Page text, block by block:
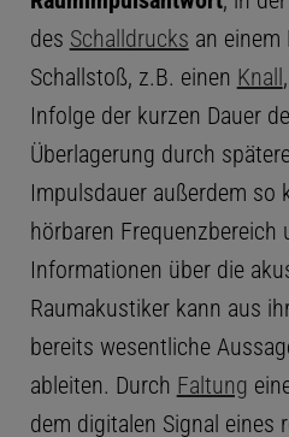
des Schalldrucks an
Schallstoß, z.B. einen Knall,
Infolge der kurzen Dauer
Überlagerung durch
Impulsdauer außerdem
hörbaren
Informationen über die
Raumakustiker kann aus
bereits wesentliche
ableiten. Durch Faltung
dem digitalen Signal eines